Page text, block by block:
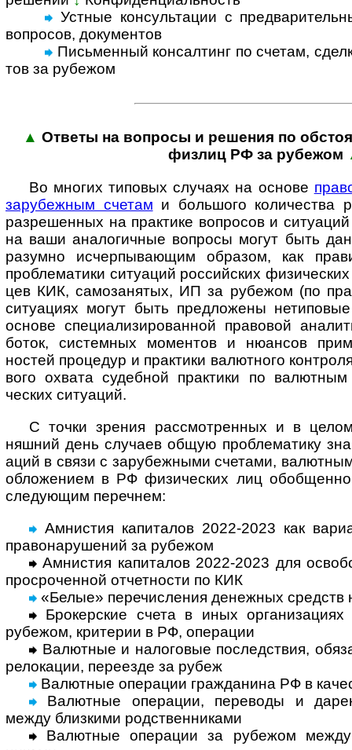
Устные консультации с
воп­росов, доку­ментов
Письменный консал­тинг по счетам,
тов за ру­бе­жом
▲ Ответы на вопросы и реше­ния по
физ­лиц РФ за рубежом
Во многих типовых случаях на основе
зару­беж­ным счетам и боль­шого коли­чества
разре­шенных на прак­тике воп­ро­сов и
на ваши анало­гич­ные воп­росы могут быть
разумно исчер­пы­ва­ющим образом, как
пробле­матики ситу­аций рос­сий­ских
цев КИК, само­за­нятых, ИП за рубе­жом (по
ситу­ациях могут быть пред­ложены
основе специ­а­лизи­ро­ван­ной право­вой
боток, систем­ных момен­тов и нюан­сов
ностей проце­дур и прак­тики валют­ного
вого охвата судеб­ной прак­тики по
ческих ситуаций.
С точки зрения рассмотренных и в
няшний день слу­чаев общую пробле­матику
аций в связи с зару­беж­ными сче­тами,
обло­жением в РФ физи­чес­ких лиц
следу­ющим переч­нем:
Амнистия капиталов 2022-2023 как
право­нару­шений за рубежом
Амнистия капиталов 2022-2023 для
просро­чен­ной отчет­ности по КИК
«Белые» перечисления денежных средств
Брокерские счета в иных
рубе­жом, крите­рии в РФ, опе­рации
Валютные и налоговые последствия,
рело­кации, пере­езде за рубеж
Валютные операции гражданина РФ в
Валютные операции, переводы и
между близ­кими род­ствен­ни­ками
Валютные операции за рубежом